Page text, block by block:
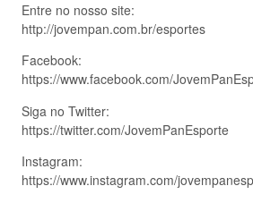
Entre no nosso site:
http://jovempan.com.br/esportes
Facebook:
https://www.facebook.com/
Siga no Twitter:
https://twitter.com/JovemPanEsporte
Instagram:
https://www.instagram.com/